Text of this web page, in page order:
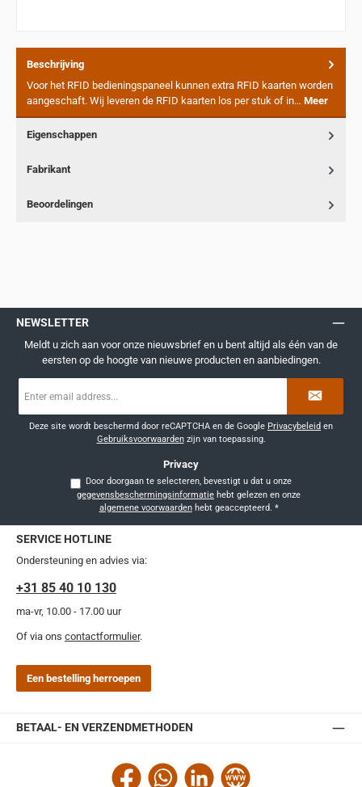
Beschrijving
Voor het RFID bedieningspaneel kunnen extra RFID kaarten worden
aangeschaft. Wij leveren de RFID kaarten los per stuk of in… Meer
Eigenschappen
Fabrikant
Beoordelingen
NEWSLETTER
Meldt u zich aan voor onze nieuwsbrief en u bent altijd als één van de
eersten op de hoogte van nieuwe producten en aanbiedingen.
mailadres
Deze site wordt beschermd door reCAPTCHA en de Google Privacybeleid en
Gebruiksvoorwaardenzijn van toepassing.
Privacy
Door doorgaan te selecteren, bevestigt u dat u onze
gegevensbeschermingsinformatie
algemene voorwaardenhebt geaccepteerd. *
SERVICE HOTLINE
Ondersteuning en advies via:
+31 85 40 10 130
ma-vr, 10.00 - 17.00 uur
Of via ons contactformulier.
Een bestelling herroepen
BETAAL- EN VERZENDMETHODEN
Facebook WhatsAppLinkedIn Website